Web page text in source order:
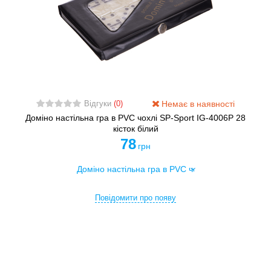
Відгуки(0)
Немає в наявності
Доміно настільна гра в PVC чохлі SP-Sport IG-4006P 28
кісток білий
78 грн
Повідомити про появу